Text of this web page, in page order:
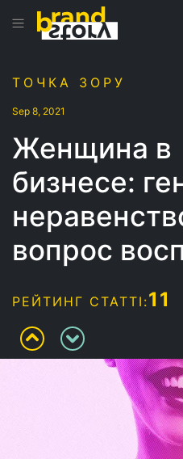
ТОЧКА ЗОРУ
Sep 8, 2021
Женщина в
бизнесе:
вопрос
РЕЙТИНГ СТАТТІ:11